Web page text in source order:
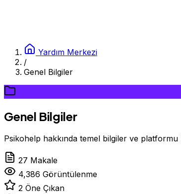
Yardım Merkezi
/
Genel Bilgiler
Genel Bilgiler
Psikohelp hakkında temel bilgiler ve
27 Makale
4,386 Görüntülenme
2 Öne Çıkan